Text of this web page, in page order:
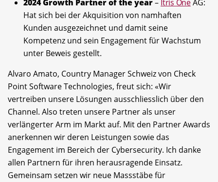
2024 Growth Partner of the year– Itris OneAG:
Hat sich bei der Akquisition von namhaften
Kunden ausgezeichnet und damit seine
Kompetenz und sein Engagement für Wachstum
unter Beweis gestellt.
Alvaro Amato, Country Manager Schweiz von Check
Point Software Technologies, freut sich: «Wir
vertreiben unsere Lösungen ausschliesslich über den
Channel. Also treten unsere Partner als unser
verlängerter Arm im Markt auf. Mit den Partner Awards
anerkennen wir deren Leistungen sowie das
Engagement im Bereich der Cybersecurity. Ich danke
allen Partnern für ihren herausragende Einsatz.
Gemeinsam setzen wir neue Massstäbe für